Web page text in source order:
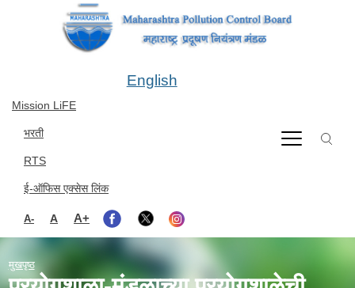
Mission LiFE
भरती
RTS
ई-ऑफिस एक्सेस लिंक
A- A A+
English
मुखपृष्ठ